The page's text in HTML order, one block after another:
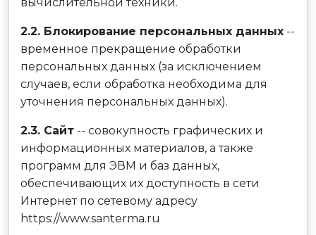
2.2. Блокирование персональных данных --
временное прекращение обработки
персональных данных (за исключением
случаев, если обработка необходима для
уточнения персональных данных).
2.3. Сайт -- совокупность графических и
информационных материалов, а также
программ для ЭВМ и баз данных,
обеспечивающих их доступность в сети
Интернет по сетевому адресу
https://www.santerma.ru